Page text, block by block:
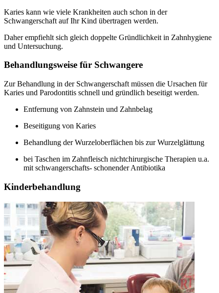
Karies kann wie viele Krankheiten auch schon in der
Schwangerschaft auf Ihr Kind übertragen werden.
Daher empfiehlt sich gleich doppelte Gründlichkeit in Zahnhygiene
und Untersuchung.
Behandlungsweise für Schwangere
Zur Behandlung in der Schwangerschaft müssen die Ursachen für
Karies und Parodontitis schnell und gründlich beseitigt werden.
Entfernung von Zahnstein und Zahnbelag
Beseitigung von Karies
Behandlung der Wurzeloberflächen bis zur Wurzelglättung
bei Taschen im Zahnfleisch nichtchirurgische Therapien u.a.
mit schwangerschafts- schonender Antibiotika
Kinderbehandlung